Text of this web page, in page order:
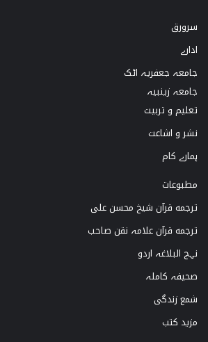
سرورق
ادارے
جامعہ جعفریہ اٹک
جامعہ زینبیہ
تعلیم و تربیت
نشر و اشاعت
ہمارے کام
مطبوعات
ترجمه قرآن شیخ محسن علی
ترجمه قرآن علامہ نقن صاحب
نہج البلاغہ اردو
صحیفہ کاملہ
شمع زندگی
مزید کتب